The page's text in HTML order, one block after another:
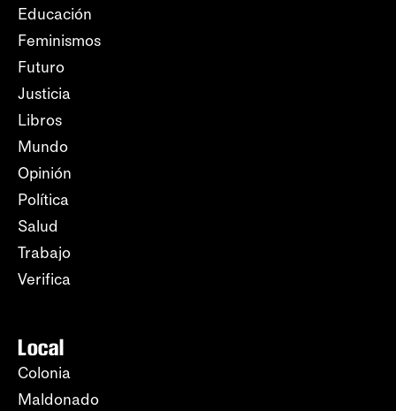
Educación
Feminismos
Futuro
Justicia
Libros
Mundo
Opinión
Política
Salud
Trabajo
Verifica
Local
Colonia
Maldonado